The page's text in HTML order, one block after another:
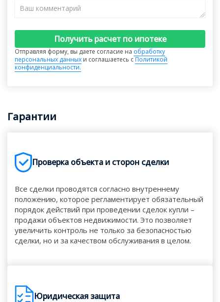
Получить расчет по ипотеке
Отправляя форму, вы даете согласие на обработку
персональных данных и соглашаетесь сПолитикой
конфиденциальности.
Гарантии
Проверка объекта и сторон сделки
Все сделки проводятся согласно внутреннему
положению, которое регламентирует обязательный
порядок действий при проведении сделок купли –
продажи объектов недвижимости. Это позволяет
увеличить контроль не только за безопасностью
сделки, но и за качеством обслуживания в целом.
Юридическая защита